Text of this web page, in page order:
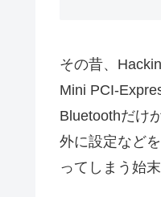
その昔、
Mini PCI-
Bluetoothだけ
外に設定など
ってしまう始